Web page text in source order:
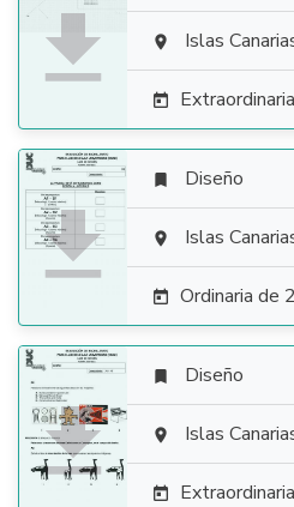
  Islas


 Diseño
 Islas
 Ordinaria de

 Diseño
 Islas
